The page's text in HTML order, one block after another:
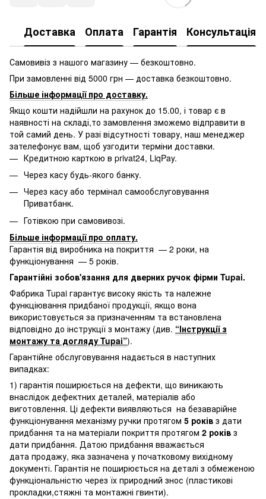
Доставка Оплата Гарантія Консультація
Самовивіз з нашого магазину — безкоштовно.
При замовленні від 5000 грн — доставка безкоштовно.
Більше інформації про доставку.
Якщо кошти надійшли на рахунок до 15.00, і товар є в
наявності на складі,то замовлення зможемо відправити в
той самий день. У разі відсутності товару, наш менеджер
зателефонує вам, щоб узгодити терміни доставки.
Кредитною карткою в privat24, LiqPay.
Через касу будь-якого банку.
Через касу або термінал самообслуговування
Приватбанк.
Готівкою при самовивозі.
Більше інформації про оплату.
Гарантія від виробника на покриття — 2 роки, на
функціонування — 5 років.
Гарантійні зобов'язання для дверних ручок фірми Tupai.
Фабрика Tupai гарантує високу якість та належне
функціювання придбаної продукції, якщо вона
використовується за призначенням та встановлена
відповідно до інструкції з монтажу (див. “Інструкції з
монтажу та догляду Tupai”).
Гарантійне обслуговування надається в наступних
випадках:
1) гарантія поширюється на дефекти, що виникають
внаслідок дефектних деталей, матеріалів або
виготовлення. Ці дефекти виявляються на безаварійне
функціонування механізму ручки протягом 5 років з дати
придбання та на матеріали покриття протягом 2 років з
дати придбання. Датою придбання вважається
дата продажу, яка зазначена у початковому вихідному
документі. Гарантія не поширюється на деталі з обмеженою
функціональністю через їх природний знос (пластикові
прокладки,стяжні та монтажні гвинти).